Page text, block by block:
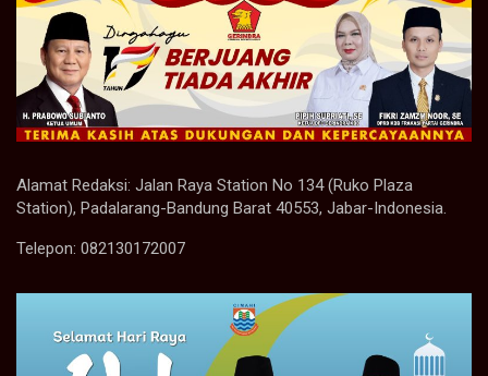
Alamat Redaksi: Jalan Raya Station No 134 (Ruko Plaza
Station), Padalarang-Bandung Barat 40553, Jabar-Indonesia.
Telepon: 082130172007